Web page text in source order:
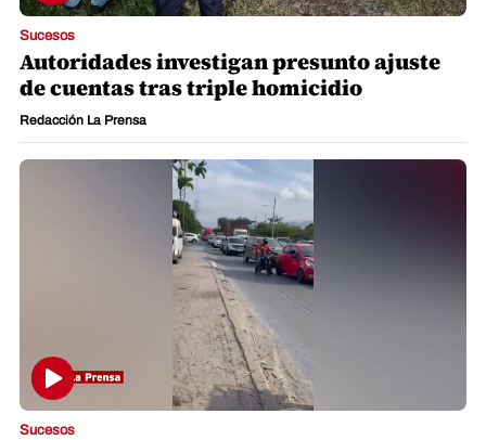
Sucesos
Autoridades investigan presunto ajuste
de cuentas tras triple homicidio
Redacción La Prensa
Sucesos